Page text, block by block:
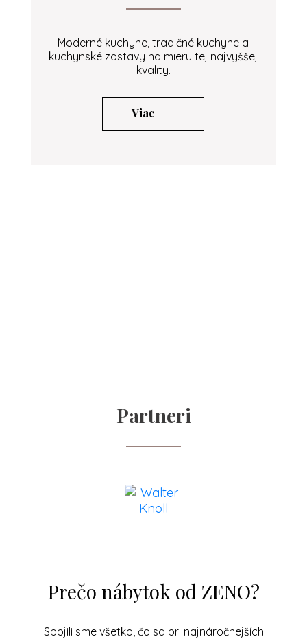
Moderné kuchyne, tradičné kuchyne a
kuchynské zostavy na mieru tej najvyššej
kvality.
Viac
Partneri
Prečo nábytok od ZENO?
Spojili sme všetko, čo sa pri najnáročnejších